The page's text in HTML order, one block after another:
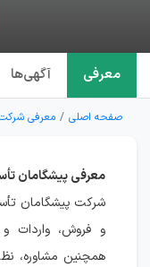
معرفی آگهی‌ها
صفحه اصلی معرفی
معرفی پیشگامان
شرکت پیشگامان
و فروش، واردات و
همچنین مشاوره،